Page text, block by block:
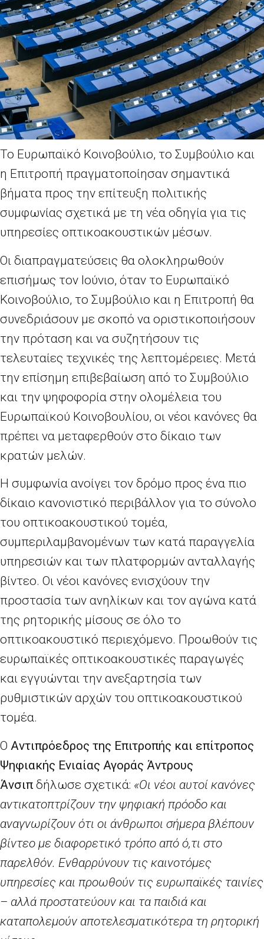
Το Ευρωπαϊκό Κοινοβούλιο, το Συμβούλιο και
η Επιτροπή πραγματοποίησαν σημαντικά
βήματα προς την επίτευξη πολιτικής
συμφωνίας σχετικά με τη νέα οδηγία για τις
υπηρεσίες οπτικοακουστικών μέσων.
Οι διαπραγματεύσεις θα ολοκληρωθούν
επισήμως τον Ιούνιο, όταν το Ευρωπαϊκό
Κοινοβούλιο, το Συμβούλιο και η Επιτροπή θα
συνεδριάσουν με σκοπό να οριστικοποιήσουν
την πρόταση και να συζητήσουν τις
τελευταίες τεχνικές της λεπτομέρειες. Μετά
την επίσημη επιβεβαίωση από το Συμβούλιο
και την ψηφοφορία στην ολομέλεια του
Ευρωπαϊκού Κοινοβουλίου, οι νέοι κανόνες θα
πρέπει να μεταφερθούν στο δίκαιο των
κρατών μελών.
Η συμφωνία ανοίγει τον δρόμο προς ένα πιο
δίκαιο κανονιστικό περιβάλλον για το σύνολο
του οπτικοακουστικού τομέα,
συμπεριλαμβανομένων των κατά παραγγελία
υπηρεσιών και των πλατφορμών ανταλλαγής
βίντεο. Οι νέοι κανόνες ενισχύουν την
προστασία των ανηλίκων και τον αγώνα κατά
της ρητορικής μίσους σε όλο το
οπτικοακουστικό περιεχόμενο. Προωθούν τις
ευρωπαϊκές οπτικοακουστικές παραγωγές
και εγγυώνται την ανεξαρτησία των
ρυθμιστικών αρχών του οπτικοακουστικού
τομέα.
Ο Aντιπρόεδρος της Επιτροπής και επίτροπος
Ψηφιακής Ενιαίας Αγοράς Άντρους
Άνσιπ δήλωσε σχετικά: «Οι νέοι αυτοί κανόνες
αντικατοπτρίζουν την ψηφιακή πρόοδο και
αναγνωρίζουν ότι οι άνθρωποι σήμερα βλέπουν
βίντεο με διαφορετικό τρόπο από ό,τι στο
παρελθόν. Ενθαρρύνουν τις καινοτόμες
υπηρεσίες και προωθούν τις ευρωπαϊκές ταινίες
– αλλά προστατεύουν και τα παιδιά και
καταπολεμούν αποτελεσματικότερα τη ρητορική